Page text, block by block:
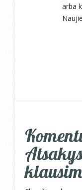
arba